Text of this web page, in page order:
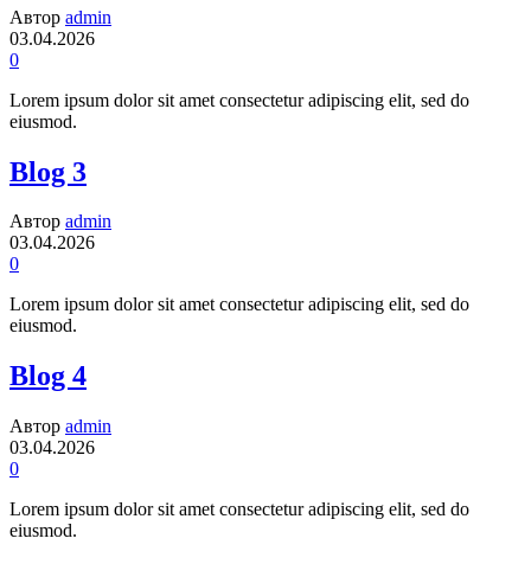
Автор admin
03.04.2026
0
Lorem ipsum dolor sit amet consectetur adipiscing elit, sed do
eiusmod.
Blog 3
Автор admin
03.04.2026
0
Lorem ipsum dolor sit amet consectetur adipiscing elit, sed do
eiusmod.
Blog 4
Автор admin
03.04.2026
0
Lorem ipsum dolor sit amet consectetur adipiscing elit, sed do
eiusmod.